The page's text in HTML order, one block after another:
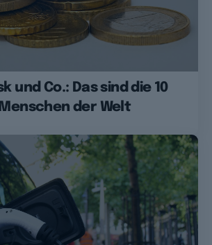
und Co.: Das sind die 10
der Welt